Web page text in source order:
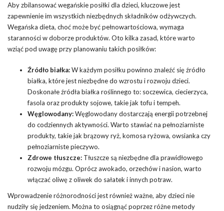
Aby zbilansować wegańskie posiłki dla dzieci, kluczowe jest
zapewnienie im wszystkich niezbędnych składników odżywczych.
Wegańska dieta, choć może być pełnowartościowa, wymaga
staranności w doborze produktów. Oto kilka zasad, które warto
wziąć pod uwagę przy planowaniu takich posiłków:
Źródło białka:W każdym posiłku powinno znaleźć się źródło
białka, które jest niezbędne do wzrostu i rozwoju dzieci.
Doskonałe źródła białka roślinnego to: soczewica, ciecierzyca,
fasola oraz produkty sojowe, takie jak tofu i tempeh.
Węglowodany:Węglowodany dostarczają energii potrzebnej
do codziennych aktywności. Warto stawiać na pełnoziarniste
produkty, takie jak brązowy ryż, komosa ryżowa, owsianka czy
pełnoziarniste pieczywo.
Zdrowe tłuszcze: Tłuszcze są niezbędne dla prawidłowego
rozwoju mózgu. Oprócz awokado, orzechów i nasion, warto
włączać oliwę z oliwek do sałatek i innych potraw.
Wprowadzenie różnorodności jest również ważne, aby dzieci nie
nudziły się jedzeniem. Można to osiągnąć poprzez różne metody